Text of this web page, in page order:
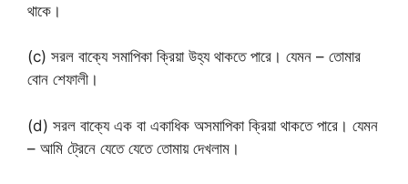
থাকে।
(c) সরল বাক্যে সমাপিকা ক্রিয়া উহ্য থাকতে পারে। যেমন – তোমার
বোন শেফালী।
(d) সরল বাক্যে এক বা একাধিক অসমাপিকা ক্রিয়া থাকতে পারে। যেমন
– আমি ট্রেনে যেতে যেতে তোমায় দেখলাম।